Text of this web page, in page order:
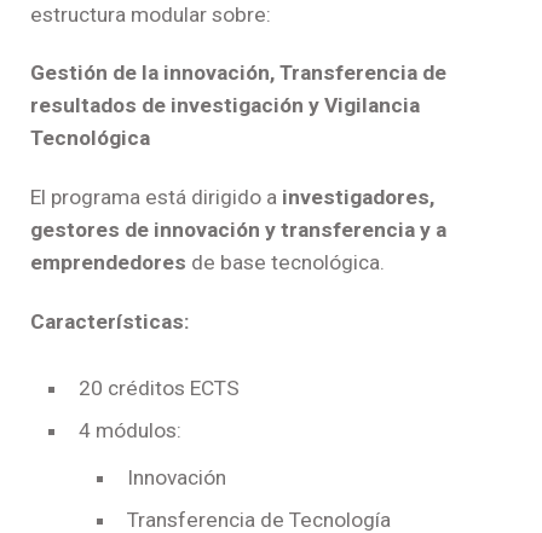
estructura modular sobre:
Gestión de la innovación, Transferencia de
resultados de investigación y Vigilancia
Tecnológica
El programa está dirigido a investigadores,
gestores de innovación y transferencia y a
emprendedores de base tecnológica.
Características:
20 créditos ECTS
4 módulos:
Innovación
Transferencia de Tecnología